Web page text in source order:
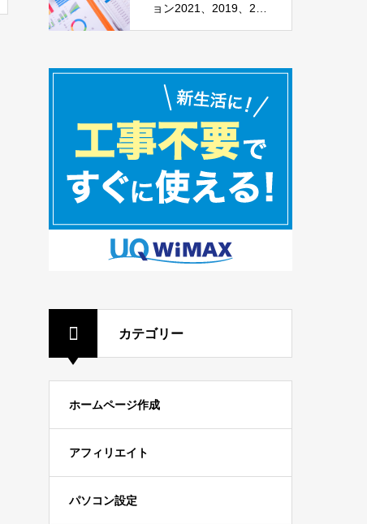
ョン2021、2019、201
カテゴリー
ホームページ作成
アフィリエイト
パソコン設定